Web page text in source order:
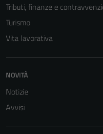
Tributi, finanze e
Turismo
Vita lavorativa
NOVITÀ
Notizie
Avvisi